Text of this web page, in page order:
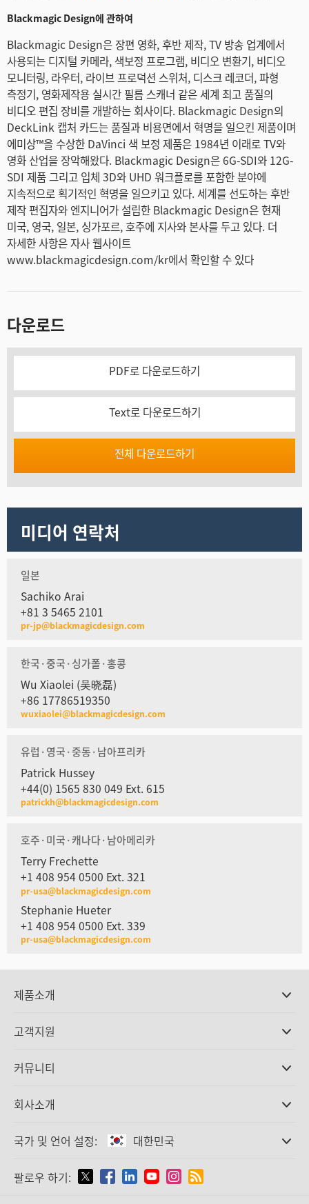
Blackmagic Design에 관하여
Blackmagic Design은 장편 영화, 후반 제작, TV 방송 업계에서
사용되는 디지털 카메라, 색보정 프로그램, 비디오 변환기, 비디오
모니터링, 라우터, 라이브 프로덕션 스위처, 디스크 레코더, 파형
측정기, 영화제작용 실시간 필름 스캐너 같은 세계 최고 품질의
비디오 편집 장비를 개발하는 회사이다. Blackmagic Design의
DeckLink 캡처 카드는 품질과 비용면에서 혁명을 일으킨 제품이며
에미상™을 수상한 DaVinci 색 보정 제품은 1984년 이래로 TV와
영화 산업을 장악해왔다. Blackmagic Design은 6G-SDI와 12G-
SDI 제품 그리고 입체 3D와 UHD 워크플로를 포함한 분야에
지속적으로 획기적인 혁명을 일으키고 있다. 세계를 선도하는 후반
제작 편집자와 엔지니어가 설립한 Blackmagic Design은 현재
미국, 영국, 일본, 싱가포르, 호주에 지사와 본사를 두고 있다. 더
자세한 사항은 자사 웹사이트
www.blackmagicdesign.com/kr에서 확인할 수 있다
다운로드
PDF로 다운로드하기
Text로 다운로드하기
전체 다운로드하기
미디어 연락처
일본
Sachiko Arai
+81 3 5465 2101
pr-jp@blackmagicdesign.com
한국·중국·싱가폴·홍콩
Wu Xiaolei (吴晓磊)
+86 17786519350
wuxiaolei@blackmagicdesign.com
유럽·영국·중동·남아프리카
Patrick Hussey
+44(0) 1565 830 049 Ext. 615
patrickh@blackmagicdesign.com
호주·미국·캐나다·남아메리카
Terry Frechette
+1 408 954 0500 Ext. 321
pr-usa@blackmagicdesign.com
Stephanie Hueter
+1 408 954 0500 Ext. 339
pr-usa@blackmagicdesign.com
제품소개
DaVinci Resolve와 Fusion 소프트웨어
Ultimatte
캡쳐 및 재생
표준 변환
모니터링
네트워크 스토리지
고객지원
고객지원 센터
커뮤니티
회사소개
회사 소개
미디어
국가 및 언어 설정: 대한민국
국가 및 언어를 설정하세요
팔로우 하기: